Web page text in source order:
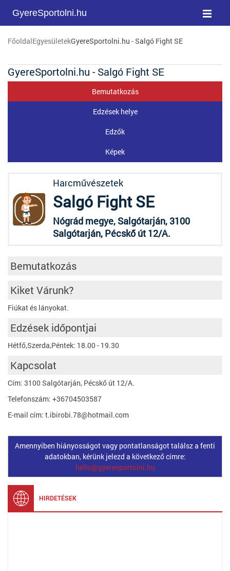
GyereSportolni.hu
FőoldalEgyesületekGyereSportolni.hu - Salgó Fight SE
GyereSportolni.hu - Salgó Fight SE
Bemutatkozás
Edzések helye
Edzők
Képek
Harcművészetek
Salgó Fight SE
Nógrád megye, Salgótarján, 3100
Salgótarján, Pécskő út 12/A.
Bemutatkozás
Kiket Várunk?
Fiúkat és lányokat.
Edzések időpontjai
Hétfő,Szerda,Péntek: 18.00 - 19.30
Kapcsolat
Cím: 3100 Salgótarján, Pécskő út 12/A.
Telefonszám: +36704503587
E-mail cím: t.ibirobi.78@hotmail.com
Amennyiben hiányosságot vagy pontatlanságot találsz a fenti
adatokban, kérünk jelezd a következő címre:
hello@gyeresportolni.hu
HIRDETÉSEK